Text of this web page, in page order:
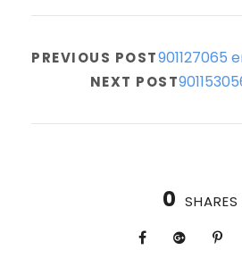
PREVIOUS POST901127065
NEXT POST
0 SHARES